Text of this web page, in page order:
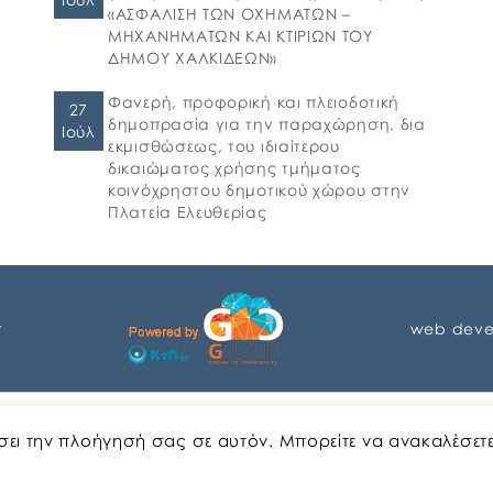
«ΑΣΦΑΛΙΣΗ ΤΩΝ ΟΧΗΜΑΤΩΝ –
ΜΗΧΑΝΗΜΑΤΩΝ ΚΑΙ ΚΤΙΡΙΩΝ ΤΟΥ
ΔΗΜΟΥ ΧΑΛΚΙΔΕΩΝ»
27
Ιούλ
Φανερή, προφορική και πλειοδοτική
δημοπρασία για την παραχώρηση, δια
εκμισθώσεως, του ιδιαίτερου
δικαιώματος χρήσης τμήματος
κοινόχρηστου δημοτικού χώρου στην
Πλατεία Ελευθερίας
web
την πλοήγησή σας σε αυτόν. Μπορείτε να